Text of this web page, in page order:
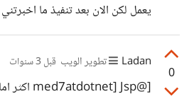
extracted folder for artifact
0
Ladan تطوير الويب قبل 3 سنوات
[@med7atdotnet] Jsp اكثر امانا من php